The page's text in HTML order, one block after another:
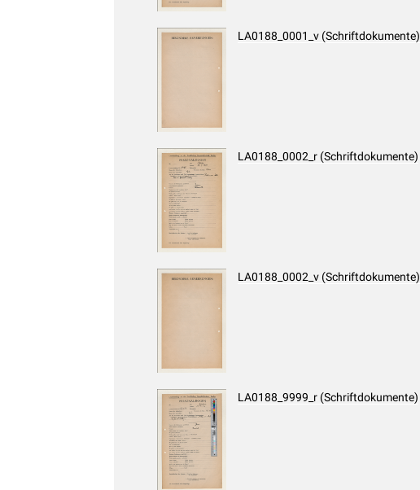
LA0188_0001_v (Schriftdokumente)
LA0188_0002_r (Schriftdokumente)
LA0188_0002_v (Schriftdokumente)
LA0188_9999_r (Schriftdokumente)